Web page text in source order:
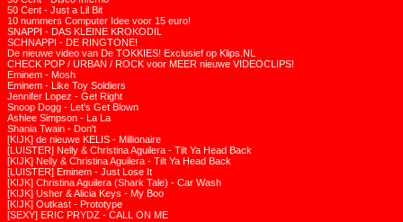
50 Cent - Just a Lil Bit
10 nummers Computer Idee voor 15 euro!
SNAPPI - DAS KLEINE KROKODIL
SCHNAPPI - DE RINGTONE!
De nieuwe video van De TOKKIES! Exclusief op Klips.NL
CHECK POP / URBAN / ROCK voor MEER nieuwe VIDEOCLIPS!
Eminem - Mosh
Eminem - Like Toy Soldiers
Jennifer Lopez - Get Right
Snoop Dogg - Let's Get Blown
Ashlee Simpson - La La
Shania Twain - Don't
[KIJK] de nieuwe KELIS - Millionaire
[LUISTER] Nelly & Christina Aguilera - Tilt Ya Head Back
[KIJK] Nelly & Christina Aguilera - Tilt Ya Head Back
[LUISTER] Eminem - Just Lose It
[KIJK] Christina Aguilera (Shark Tale) - Car Wash
[KIJK] Usher & Alicia Keys - My Boo
[KIJK] Outkast - Prototype
[SEXY] ERIC PRYDZ - CALL ON ME